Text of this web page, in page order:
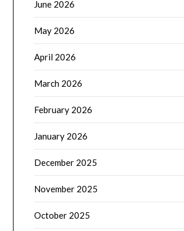
June 2026
May 2026
April 2026
March 2026
February 2026
January 2026
December 2025
November 2025
October 2025